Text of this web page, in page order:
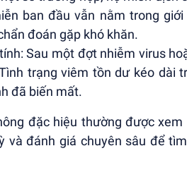
ban đầu vẫn nằm trong
đoán gặp khó khăn.
Sau một đợt nhiễm virus
trạng viêm tồn dư kéo dài
đã biến mất.
đặc hiệu thường được
và đánh giá chuyên sâu để